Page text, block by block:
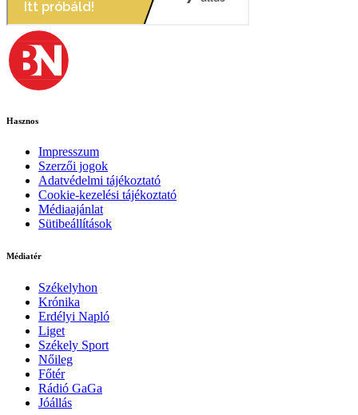
Hasznos
Impresszum
Szerzői jogok
Adatvédelmi tájékoztató
Cookie-kezelési tájékoztató
Médiaajánlat
Sütibeállítások
Médiatér
Székelyhon
Krónika
Erdélyi Napló
Liget
Székely Sport
Nőileg
Főtér
Rádió GaGa
Jóállás